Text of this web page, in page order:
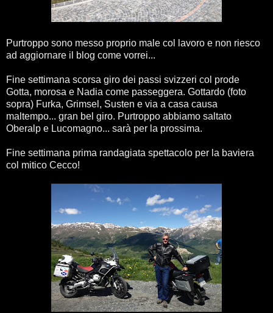
Purtroppo sono messo proprio male col lavoro e non riesco
ad aggiornare il blog come vorrei...
Fine settimana scorsa giro dei passi svizzeri col prode
Gotta, morosa e Nadia come passeggera. Gottardo (foto
sopra) Furka, Grimsel, Susten e via a casa causa
maltempo... gran bel giro. Purtroppo abbiamo saltato
Oberalp e Lucomagno... sarà per la prossima.
Fine settimana prima randagiata spettacolo per la baviera
col mitico Cecco!